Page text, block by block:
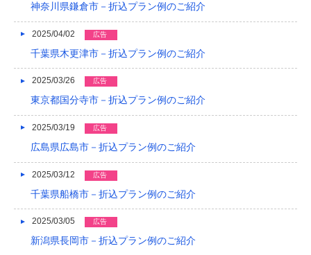
2014/07
2014/06
2014/05
2014/04
2014/03
2013/12
2013/11
神奈川県鎌倉市－折込プラン例のご紹介
2025/04/02 広告
千葉県木更津市－折込プラン例のご紹介
2025/03/26 広告
東京都国分寺市－折込プラン例のご紹介
2025/03/19 広告
広島県広島市－折込プラン例のご紹介
2025/03/12 広告
千葉県船橋市－折込プラン例のご紹介
2025/03/05 広告
新潟県長岡市－折込プラン例のご紹介